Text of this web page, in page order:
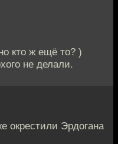
кто ж ещё то? )
не делали.
окрестили Эрдогана